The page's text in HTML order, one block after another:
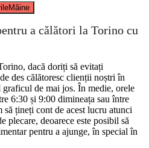
Mâine
a călători la Torino cu
dacă doriți să evitați
des călătoresc clienții noștri în
de mai jos. În medie, orele
6:30 și 9:00 dimineața sau între
țineți cont de acest lucru atunci
plecare, deoarece este posibil să
pentru a ajunge, în special în